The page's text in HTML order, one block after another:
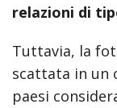
relazioni di
Tuttavia, la
scattata in un
paesi